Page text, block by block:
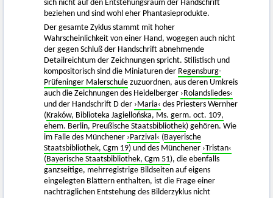
sich nicht auf den Entstehungsraum der Handschrift
beziehen und sind wohl eher Phantasieprodukte.
Der gesamte Zyklus stammt mit hoher
Wahrscheinlichkeit von einer Hand, wogegen auch nicht
der gegen Schluß der Handschrift abnehmende
Detailreichtum der Zeichnungen spricht. Stilistisch und
kompositorisch sind die Miniaturen der Regensburg-
Prüfeninger Malerschule zuzuordnen, aus deren Umkreis
auch die Zeichnungen des Heidelberger ›Rolandsliedes‹
und der Handschrift D der ›Maria‹ des Priesters Wernher
(Kraków, Biblioteka Jagiellońska, Ms. germ. oct. 109,
ehem. Berlin, Preußische Staatsbibliothek) gehören. Wie
im Falle des Münchener ›Parzival‹ (Bayerische
Staatsbibliothek, Cgm 19) und des Münchener ›Tristan‹
(Bayerische Staatsbibliothek, Cgm 51), die ebenfalls
ganzseitige, mehrregistrige Bildseiten auf eigens
eingelegten Blättern enthalten, ist die Frage einer
nachträglichen Entstehung des Bilderzyklus nicht